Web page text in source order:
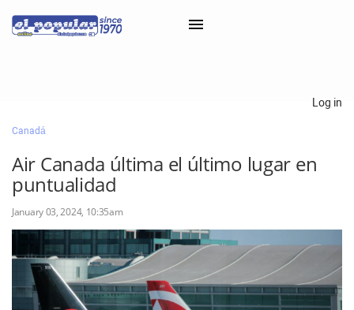
Classifieds
Categorías
Iniciar sesión con Clascal
×
Log in
Canadá
Air Canada última el último lugar en
puntualidad
January 03, 2024, 10:35am